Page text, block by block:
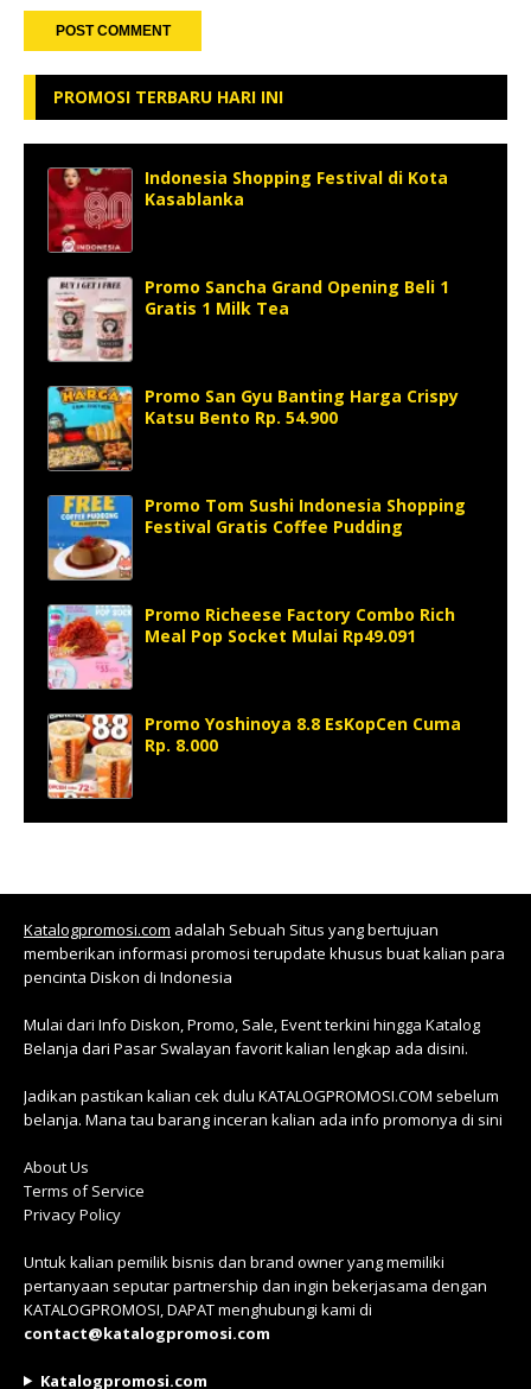
PROMOSI TERBARU HARI INI
Indonesia Shopping Festival di Kota
Kasablanka
Promo Sancha Grand Opening Beli 1
Gratis 1 Milk Tea
Promo San Gyu Banting Harga Crispy
Katsu Bento Rp. 54.900
Promo Tom Sushi Indonesia Shopping
Festival Gratis Coffee Pudding
Promo Richeese Factory Combo Rich
Meal Pop Socket Mulai Rp49.091
Promo Yoshinoya 8.8 EsKopCen Cuma
Rp. 8.000
Katalogpromosi.com adalah Sebuah Situs yang bertujuan
memberikan informasi promosi terupdate khusus buat kalian para
pencinta Diskon di Indonesia
Mulai dari Info Diskon, Promo, Sale, Event terkini hingga Katalog
Belanja dari Pasar Swalayan favorit kalian lengkap ada disini.
Jadikan pastikan kalian cek dulu KATALOGPROMOSI.COM sebelum
belanja. Mana tau barang inceran kalian ada info promonya di sini
About Us
Terms of Service
Privacy Policy
Untuk kalian pemilik bisnis dan brand owner yang memiliki
pertanyaan seputar partnership dan ingin bekerjasama dengan
KATALOGPROMOSI, DAPAT menghubungi kami di
contact@katalogpromosi.com
Katalogpromosi.com